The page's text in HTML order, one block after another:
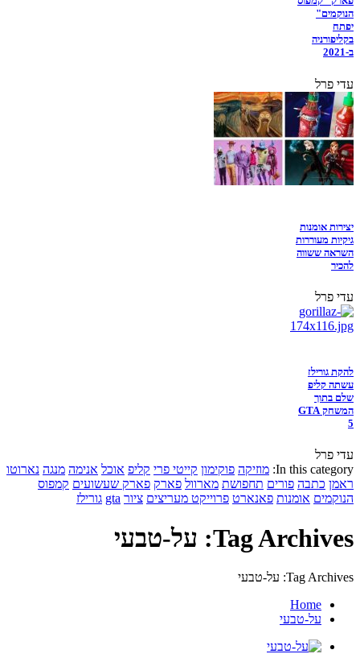
הנוקמים"
יפתח
בקליפורניה
ב-2021
עדי פרל
יצירות אומנות
גיקיות מעוררות
השראה ששווה
להכיר
עדי פרל
להקת גורילז
עשתה קליפ
שלם בתוך
המשחק GTA
5
עדי פרל
In this category: מוזיקה פוקימון קייטי פרי קליפ אוכל אנימה מנגה נארוטו
ראמן כתבה פורים תחפושת מארוול פארק פארק שעשועים קמפוס
הנוקמים אומנות פאנארט פרוייקט מעריצים ציור gta גורילז
Tag Archives: על-טבעי
Tag Archives: על-טבעי
Home
על-טבעי